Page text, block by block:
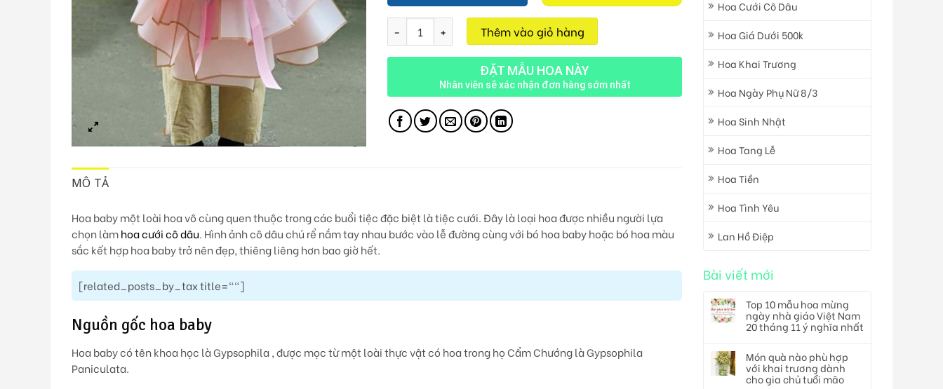
Hoa Cưới Cô Dâu
Hoa Giá Dưới 500k
Hoa Khai Trương
Hoa Ngày Phụ Nữ 8/3
Hoa Sinh Nhật
Hoa Tang Lễ
Hoa Tiền
Hoa Tình Yêu
Lan Hồ Điệp
Bài viết mới
Top 10 mẫu hoa mừng
ngày nhà giáo Việt Nam
20 tháng 11 ý nghĩa nhất
Món quà nào phù hợp
với khai trương dành
cho gia chủ tuổi mão
Tình Yêu Màu Hồng V84 số lượngThêm vào giỏ hàng
ĐẶT MẪU HOA NÀY
Nhân viên sẽ xác nhận đơn hàng sớm nhất
MÔ TẢ
Hoa baby một loài hoa vô cùng quen thuộc trong các buổi tiệc đặc biệt là tiệc cưới. Đây là loại hoa được nhiều người lựa
chọn làmhoa cưới cô dâu. Hình ảnh cô dâu chú rể nắm tay nhau bước vào lễ đường cùng với bó hoa baby hoặc bó hoa màu
sắc kết hợp hoa baby trở nên đẹp, thiêng liêng hơn bao giờ hết.
[related_posts_by_tax title=""]
Nguồn gốc hoa baby
Hoa baby có tên khoa học là Gypsophila , được mọc từ một loài thực vật có hoa trong họ Cẩm Chướng là Gypsophila
Paniculata.